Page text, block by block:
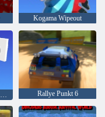
Kogama Wipeout
Rallye Punkt 6